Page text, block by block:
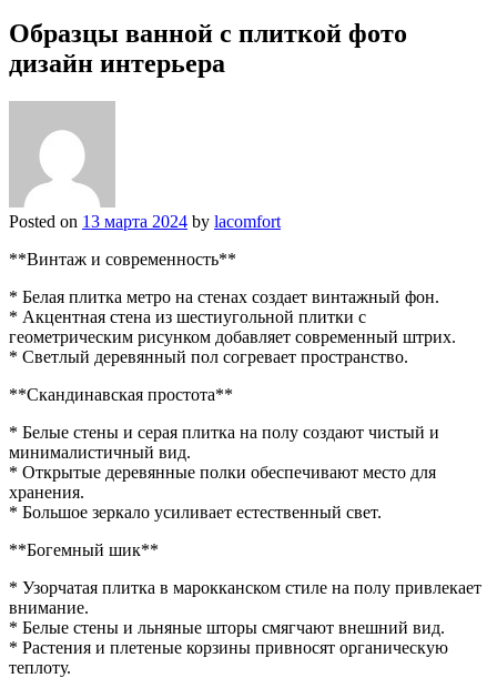
Образцы ванной с плиткой фото
дизайн интерьера
Posted on 13 марта 2024 by lacomfort
**Винтаж и современность**
* Белая плитка метро на стенах создает винтажный фон.
* Акцентная стена из шестиугольной плитки с
геометрическим рисунком добавляет современный штрих.
* Светлый деревянный пол согревает пространство.
**Скандинавская простота**
* Белые стены и серая плитка на полу создают чистый и
минималистичный вид.
* Открытые деревянные полки обеспечивают место для
хранения.
* Большое зеркало усиливает естественный свет.
**Богемный шик**
* Узорчатая плитка в марокканском стиле на полу привлекает
внимание.
* Белые стены и льняные шторы смягчают внешний вид.
* Растения и плетеные корзины привносят органическую
теплоту.